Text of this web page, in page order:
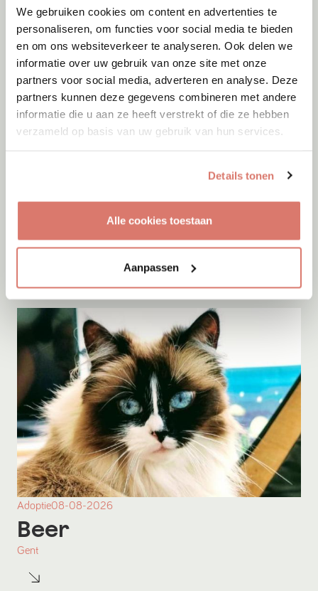
We gebruiken cookies om content en advertenties te
personaliseren, om functies voor social media te bieden
en om ons websiteverkeer te analyseren. Ook delen we
informatie over uw gebruik van onze site met onze
partners voor social media, adverteren en analyse. Deze
partners kunnen deze gegevens combineren met andere
informatie die u aan ze heeft verstrekt of die ze hebben
verzameld op basis van uw gebruik van hun services.
Details tonen
Alle cookies toestaan
Aanpassen
Adoptie
Gemert
Adoptie08-08-2026
Beer
Gent